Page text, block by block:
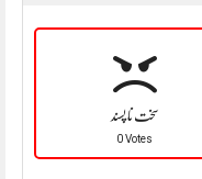
سخت نا پسند
0 Votes